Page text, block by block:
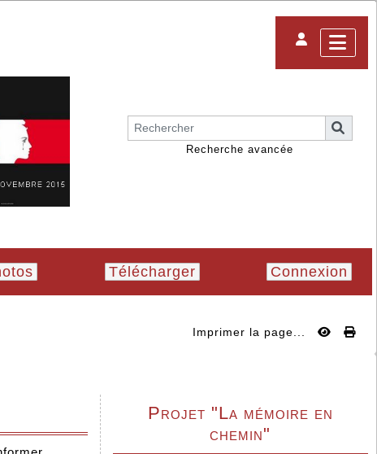
Recherche avancée
Télécharger Connexion
Imprimer la page...
Projet "La mémoire en
chemin"